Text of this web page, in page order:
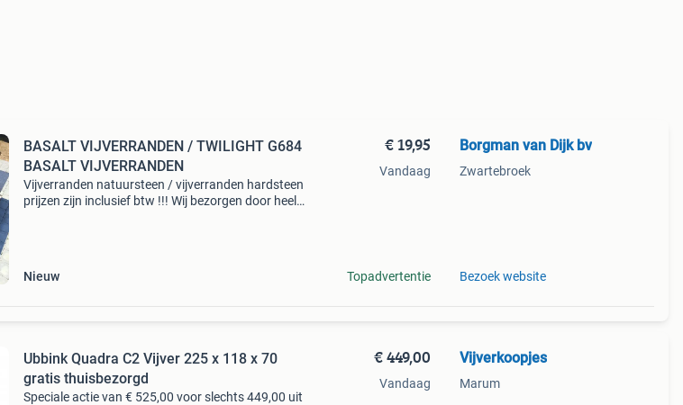
BASALT VIJVERRANDEN / TWILIGHT G684
BASALT VIJVERRANDEN
Vijverranden natuursteen / vijverranden hardsteen
prijzen zijn inclusief btw !!! Wij bezorgen door heel
Nieuw
€ 19,95
Vandaag
Topadvertentie
Borgman van Dijk bv
Zwartebroek
Bezoek website
Ubbink Quadra C2 Vijver 225 x 118 x 70
gratis thuisbezorgd
Speciale actie van € 525,00 voor slechts 449,00 uit
€ 449,00
Vandaag
Vijverkoopjes
Marum